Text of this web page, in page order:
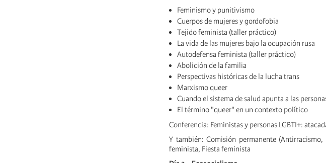
Feminismo y punitivismo
Cuerpos de mujeres y gordofobia
Tejido feminista (taller práctico)
La vida de las mujeres bajo la ocupación rusa
Autodefensa feminista (taller práctico)
Abolición de la familia
Perspectivas históricas de la lucha trans
Marxismo queer
Cuando el sistema de salud apunta a las
El término "queer" en un contexto político
Conferencia: Feministas y personas LGBTI+:
Y también: Comisión permanente
feminista, Fiesta feminista